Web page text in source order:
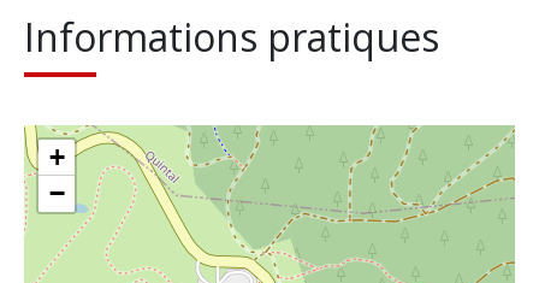
Informations pratiques
+
−